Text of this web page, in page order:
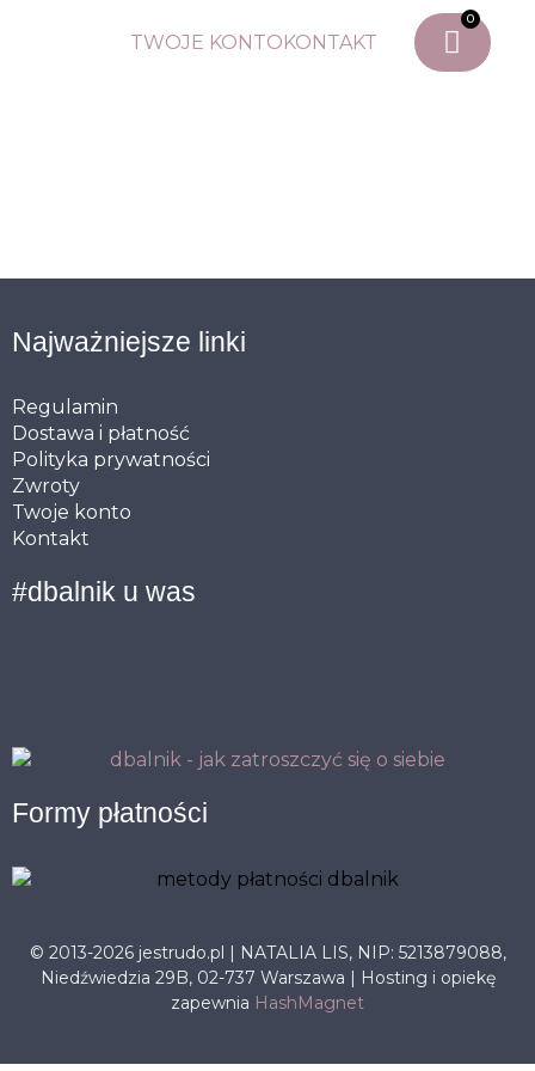
TWOJE KONTOKONTAKT
0
Najważniejsze linki
Regulamin
Dostawa i płatność
Polityka prywatności
Zwroty
Twoje konto
Kontakt
#dbalnik u was
Formy płatności
© 2013-2026 jestrudo.pl | NATALIA LIS, NIP: 5213879088,
Niedźwiedzia 29B, 02-737 Warszawa | Hosting i opiekę
zapewnia HashMagnet